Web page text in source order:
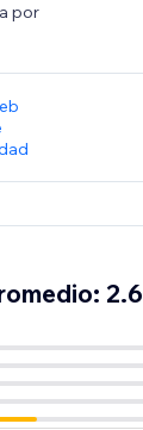
por
2.6